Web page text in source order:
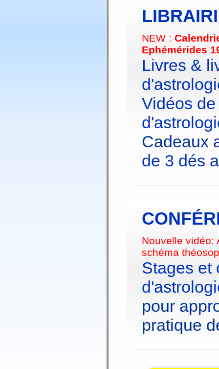
NEW :
Ephémérides
Livres &
Vidéos
Cadeaux
de 3 dés
Nouvelle vidéo:
schéma
Stages et
pour
pratique